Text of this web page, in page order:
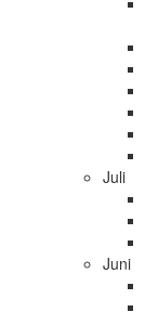
Juli
Juni